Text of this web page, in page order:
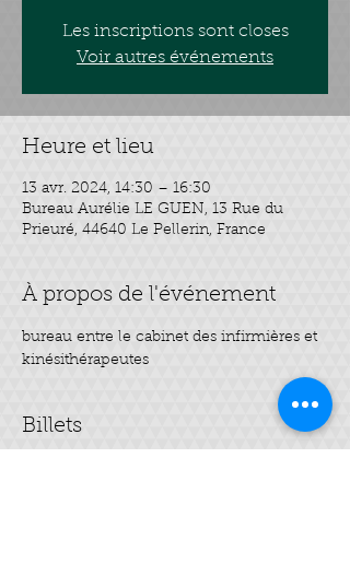
Les inscriptions sont closes
Voir autres événements
Heure et lieu
13 avr. 2024, 14:30 – 16:30
Bureau Aurélie LE GUEN, 13 Rue du
Prieuré, 44640 Le Pellerin, France
À propos de l'événement
bureau entre le cabinet des infirmières et
kinésithérapeutes
Billets